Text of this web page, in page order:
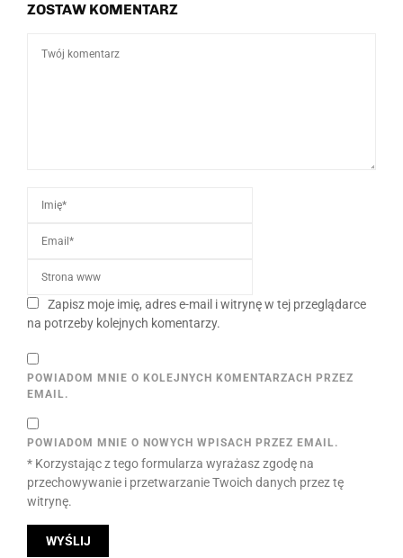
ZOSTAW KOMENTARZ
Zapisz moje imię, adres e-mail i witrynę w tej przeglądarce
na potrzeby kolejnych komentarzy.
POWIADOM MNIE O KOLEJNYCH KOMENTARZACH PRZEZ
EMAIL.
POWIADOM MNIE O NOWYCH WPISACH PRZEZ EMAIL.
* Korzystając z tego formularza wyrażasz zgodę na
przechowywanie i przetwarzanie Twoich danych przez tę
witrynę.